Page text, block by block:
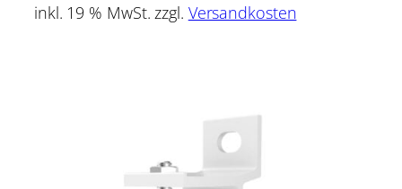
inkl. 19 % MwSt. zzgl. Versandkosten